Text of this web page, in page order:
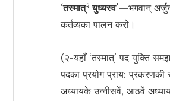
‘तस्मात्२ युध्यस्व’—भगवान्
कर्तव्यका पालन करो।
(२-यहाँ ‘तस्मात्’ पद युक्ति
पदका प्रयोग प्राय:
अध्यायके उन्नीसवें, आठवें